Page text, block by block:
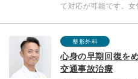
て対応が可能です。女
整形外科
心身の早期回復を
交通事故治療